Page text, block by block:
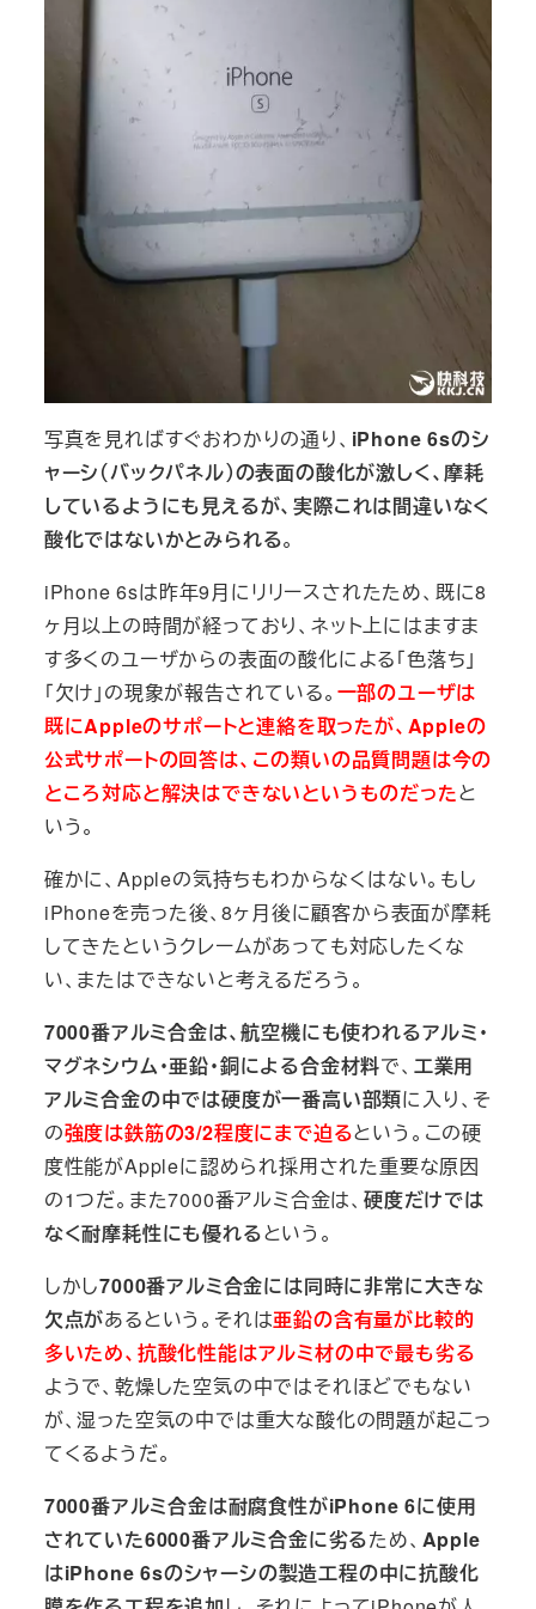
写真を見ればすぐおわかりの通り、 iPhone 6sのシ
ャーシ（バックパネル）の表面の酸化が激しく、摩耗
しているようにも見えるが、実際これは間違いなく
酸化ではないかとみられる。
iPhone 6sは昨年9月にリリースされたため、既に8
ヶ月以上の時間が経っており、ネット上にはますま
す多くのユーザからの表面の酸化による「色落ち」
「欠け」の現象が報告されている。 一部のユーザは
既にAppleのサポートと連絡を取ったが、Appleの
公式サポートの回答は、この類いの品質問題は今の
ところ対応と解決はできないというものだったと
いう。
確かに、Appleの気持ちもわからなくはない。もし
iPhoneを売った後、8ヶ月後に顧客から表面が摩耗
してきたというクレームがあっても対応したくな
い、またはできないと考えるだろう。
7000番アルミ合金は、航空機にも使われるアルミ・
マグネシウム・亜鉛・銅による合金材料で、 工業用
アルミ合金の中では硬度が一番高い部類に入り、そ
の強度は鉄筋の3/2程度にまで迫るという。この硬
度性能がAppleに認められ採用された重要な原因
の1つだ。また7000番アルミ合金は、 硬度だけでは
なく耐摩耗性にも優れるという。
しかし7000番アルミ合金には同時に非常に大きな
欠点があるという。それは亜鉛の含有量が比較的
多いため、抗酸化性能はアルミ材の中で最も劣る
ようで、乾燥した空気の中ではそれほどでもない
が、湿った空気の中では重大な酸化の問題が起こっ
てくるようだ。
7000番アルミ合金は耐腐食性がiPhone 6に使用
されていた6000番アルミ合金に劣るため、 Apple
はiPhone 6sのシャーシの製造工程の中に抗酸化